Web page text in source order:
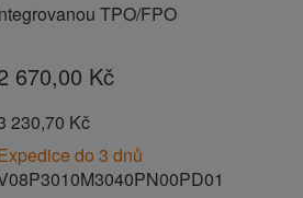
TPO/FPO
670,00 Kč
230,70 Kč
do 3 dnů